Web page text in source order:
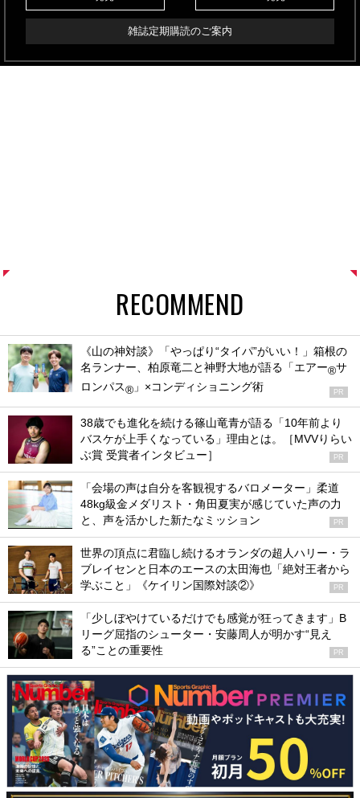
雑誌定期購読のご案内
RECOMMEND
《山の神対談》「やっぱり“タイパ”がいい！」箱根の
名ランナー、柏原竜二と神野大地が語る「エアー®サ
ロンパス® 」×コンディショニング術 PR
38歳でも進化を続ける篠山竜青が語る「10年前より
バスケが上手くなっている」理由とは。［MVVりらい
ぶ賞 受賞者インタビュー］
PR
「会場の声は自分を客観視するバロメーター」柔道
48kg級金メダリスト・角田夏実が感じていた声の力
と、声を活かした新たなミッション
PR
世界の頂点に君臨し続けるオランダの超人ハリー・ラ
ブレイセンと日本のエースの太田海也「絶対王者から
学ぶこと」《ケイリン国際対談②》
PR
「少しぼやけているだけでも感覚が狂ってきます」B
リーグ屈指のシューター・安藤周人が明かす“見え
る”ことの重要性
PR